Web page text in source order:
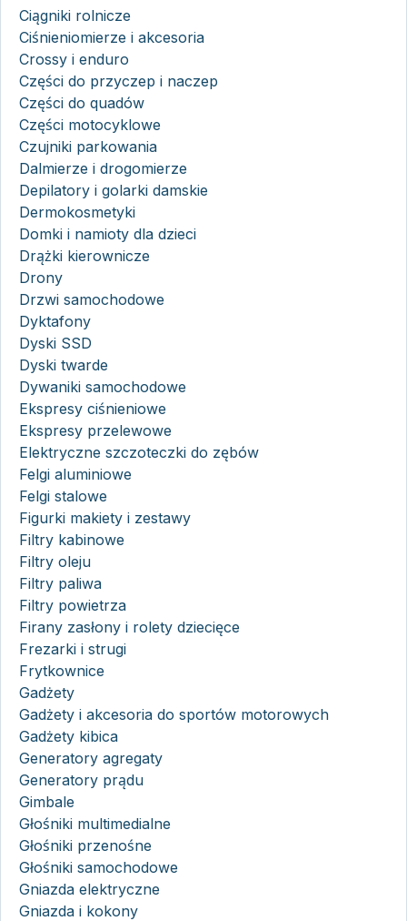
Ciągniki rolnicze
Ciśnieniomierze i akcesoria
Crossy i enduro
Części do przyczep i naczep
Części do quadów
Części motocyklowe
Czujniki parkowania
Dalmierze i drogomierze
Depilatory i golarki damskie
Dermokosmetyki
Domki i namioty dla dzieci
Drążki kierownicze
Drony
Drzwi samochodowe
Dyktafony
Dyski SSD
Dyski twarde
Dywaniki samochodowe
Ekspresy ciśnieniowe
Ekspresy przelewowe
Elektryczne szczoteczki do zębów
Felgi aluminiowe
Felgi stalowe
Figurki makiety i zestawy
Filtry kabinowe
Filtry oleju
Filtry paliwa
Filtry powietrza
Firany zasłony i rolety dziecięce
Frezarki i strugi
Frytkownice
Gadżety
Gadżety i akcesoria do sportów motorowych
Gadżety kibica
Generatory agregaty
Generatory prądu
Gimbale
Głośniki multimedialne
Głośniki przenośne
Głośniki samochodowe
Gniazda elektryczne
Gniazda i kokony